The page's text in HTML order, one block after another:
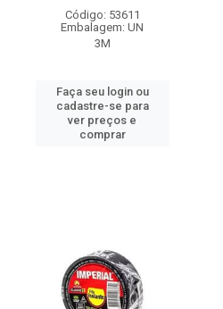
Código: 53611
Embalagem: UN
3M
Faça seu login ou
cadastre-se para
ver preços e
comprar